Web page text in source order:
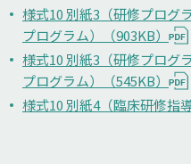
様式10 別紙3（研修プロ
プログラム）（903KB）
様式10 別紙3（研修プロ
プログラム）（545KB）
様式10 別紙4（臨床研修指